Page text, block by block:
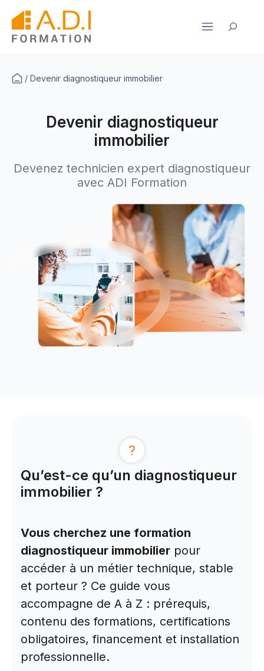
contenu
/ Devenir diagnostiqueur immobilier
Devenir diagnostiqueur
immobilier
Devenez technicien expert diagnostiqueur
avec ADI Formation
Qu’est-ce qu’un diagnostiqueur
immobilier ?
Vous cherchez une formation
diagnostiqueur immobilier pour
accéder à un métier technique, stable
et porteur ? Ce guide vous
accompagne de A à Z : prérequis,
contenu des formations, certifications
obligatoires, financement et installation
professionnelle.